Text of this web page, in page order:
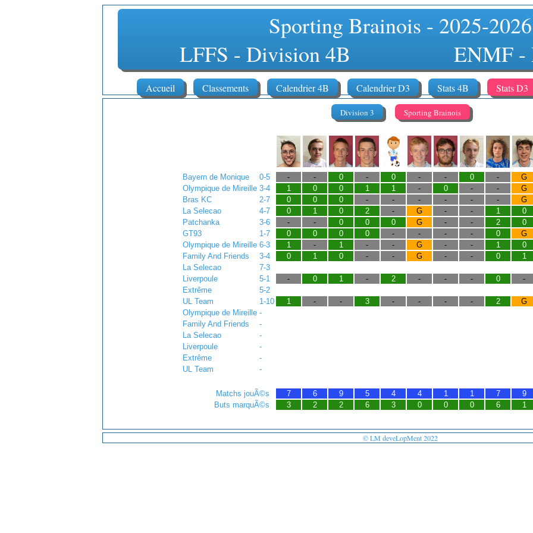
Sporting Brainois - 2025-2026
LFFS - Division 4B ENMF -
Accueil Classements Calendrier 4B Calendrier D3 Stats 4B Stats D3
Division 3 Sporting Brainois
Bayern de Monique 0-5 - - 0 - 0 - - 0 - G
Olympique de Mireille 3-4 1 0 0 1 1 - 0 - - G
Bras KC
2-7 0 0 0 - - - - - - G
La Selecao
4-7 0 1 0 2 - G - - 1 0
Patchanka
3-6 - - 0 0 0 G - - 2 0
GT93
1-7 0 0 0 0 - - - - 0 G
Olympique de Mireille 6-3 1 - 1 - - G - - 1 0
Family And Friends
3-4 0 1 0 - - G - - 0 1
La Selecao
7-3
Liverpoule
5-1 - 0 1 - 2 - - - 0 -
Extrême
5-2
UL Team
1-10 1 - - 3 - - - - 2 G
Olympique de Mireille -
Family And Friends
-
La Selecao
-
Liverpoule
-
Extrême
-
UL Team
-
Matchs jouÃ©s 7 6 9 5 4 4 1 1 7 9
Buts marquÃ©s
3 2 2 6 3 0 0 0 6 1
© LM deveLopMent 2022